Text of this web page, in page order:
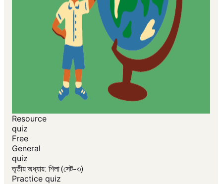
Resource
quiz
Free
General
quiz
তৃতীয় অধ্যায়: শিলা (সেট-৩)
Practice quiz